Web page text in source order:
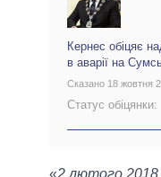
Кернес обіцяє
в аварії на
Сказано 18 жовтня
Статус обіцянки:
«2 лютого 2018